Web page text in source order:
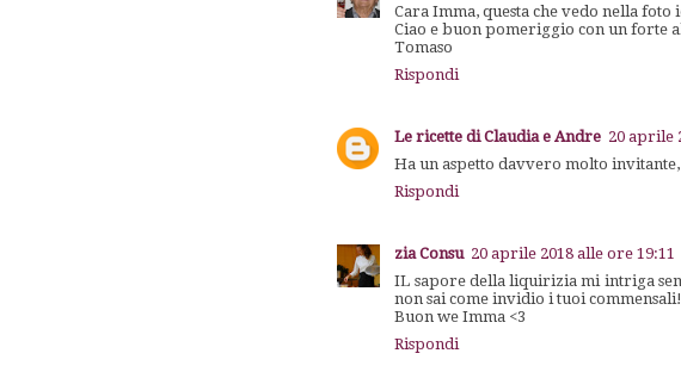
Cara Imma, questa che vedo nella
Ciao e buon pomeriggio con un forte
Tomaso
Rispondi
Le ricette di Claudia e Andre 20 aprile
Ha un aspetto davvero molto
Rispondi
zia Consu 20 aprile 2018 alle ore 19:11
IL sapore della liquirizia mi intriga
non sai come invidio i tuoi commensali!
Buon we Imma <3
Rispondi